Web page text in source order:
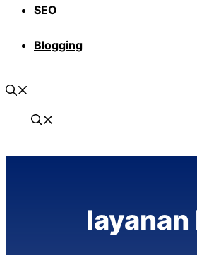
SEO
Blogging
layanan